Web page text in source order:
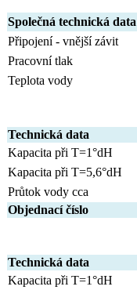
Společná technická data
Připojení - vnější závit
Pracovní tlak
Teplota vody
Technická data
Kapacita při T=1°dH
Kapacita při T=5,6°dH
Průtok vody cca
Objednací číslo
Technická data
Kapacita při T=1°dH